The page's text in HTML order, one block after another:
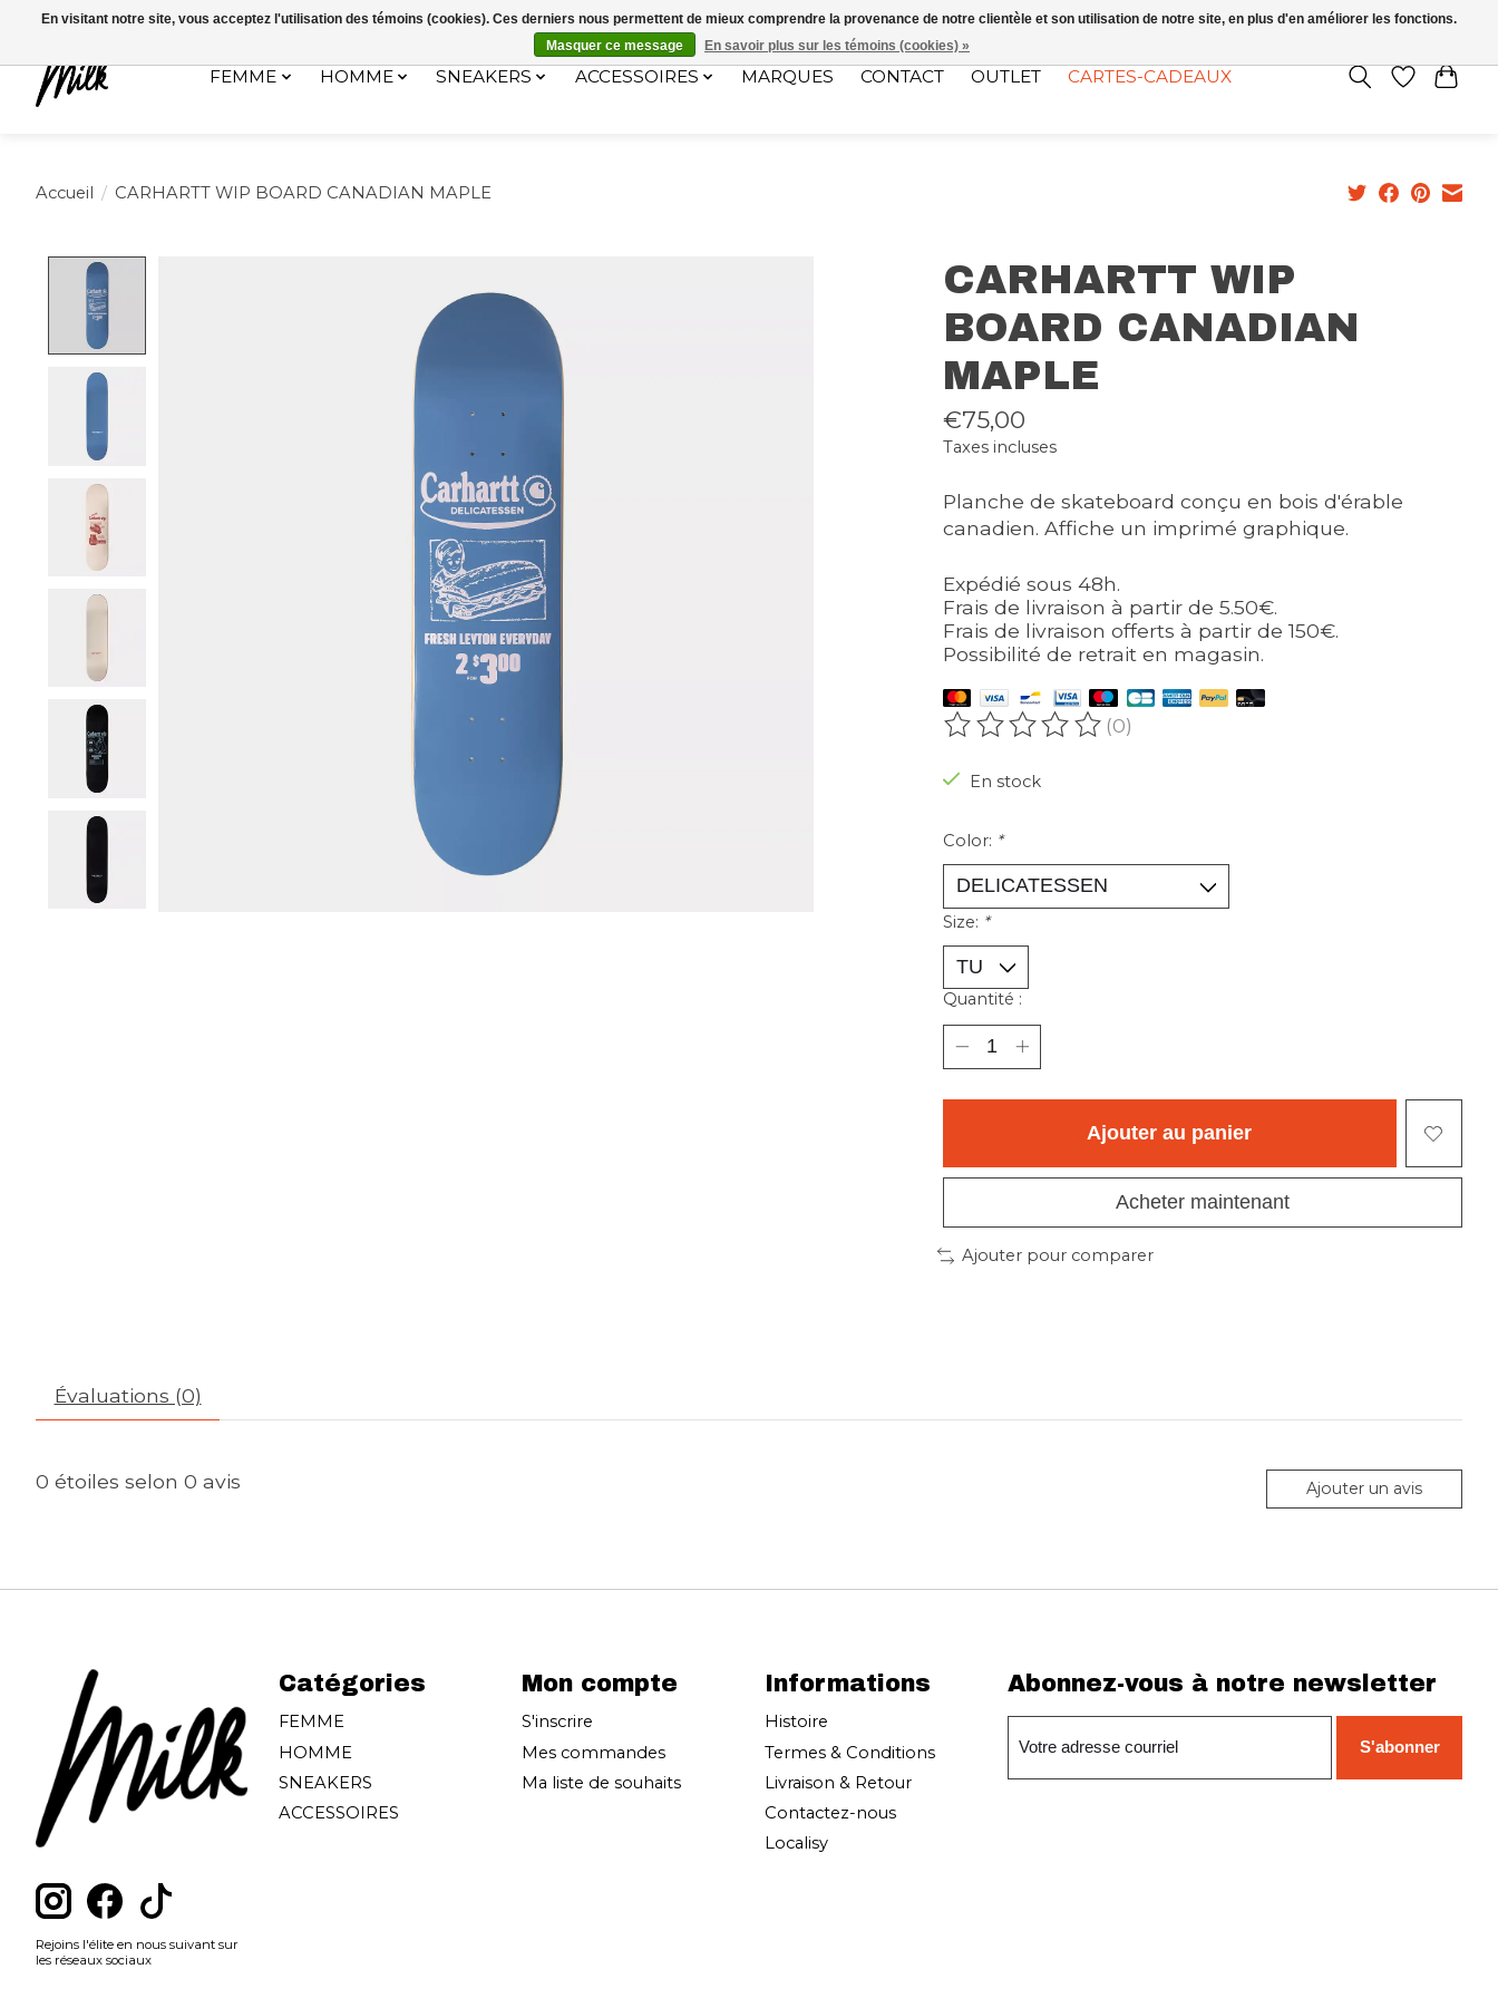
Expédition sous 48h / Livraison gratuite dès 150€ d'achats / -10% avec le code "4MILKZOO" FR S’INSCRIRE / SE CONNECTER
FEMME HOMME SNEAKERS ACCESSOIRES MARQUES CONTACT OUTLET CARTES-CADEAUX
Accueil / CARHARTT WIP BOARD CANADIAN MAPLE
CARHARTT WIP
BOARD CANADIAN
MAPLE
€75,00
Taxes incluses
Planche de skateboard conçu en bois d'érable
canadien. Affiche un imprimé graphique.
Expédié sous 48h.
Frais de livraison à partir de 5.50€.
Frais de livraison offerts à partir de 150€.
Possibilité de retrait en magasin.
Ce produit est évalué à
(0)
En stock
Color: *
Size: *
Quantité :
Ajouter au panier
Acheter maintenant
Ajouter pour comparer
Évaluations (0)
0 étoiles selon 0 avis Ajouter un avis
Rejoins l'élite en nous suivant sur
les réseaux sociaux
Catégories
FEMME
HOMME
SNEAKERS
ACCESSOIRES
Mon compte
S'inscrire
Mes commandes
Ma liste de souhaits
Informations
Histoire
Termes & Conditions
Livraison & Retour
Contactez-nous
Localisy
Abonnez-vous à notre newsletter
S'abonner
En visitant notre site, vous acceptez l'utilisation des témoins (cookies). Ces derniers nous permettent de mieux comprendre la provenance de notre clientèle et son utilisation de notre site, en plus d'en améliorer les fonctions.
Masquer ce message
En savoir plus sur les témoins (cookies) »